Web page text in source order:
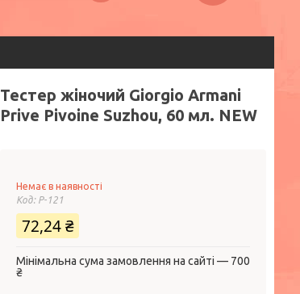
Тестер жіночий Giorgio Armani
Prive Pivoine Suzhou, 60 мл. NEW
Немає в наявності
Код: P-121
72,24 ₴
Мінімальна сума замовлення на сайті — 700
₴